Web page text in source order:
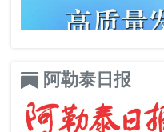
阿勒泰日报